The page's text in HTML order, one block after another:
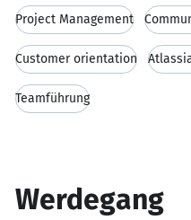
Project Management
Customer orientation
Teamführung
Werdegang